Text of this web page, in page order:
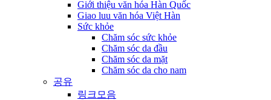
Giới thiệu văn hóa Hàn Quốc
Giao luu văn hóa Việt Hàn
Sức khỏe
Chăm sóc sức khỏe
Chăm sóc da đầu
Chăm sóc da mặt
Chăm sóc da cho nam
공유
링크모음